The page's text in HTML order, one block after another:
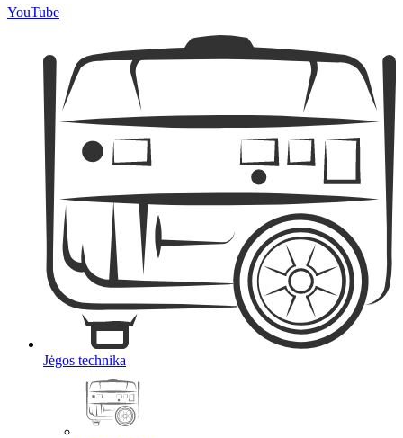
YouTube
Jėgos technika